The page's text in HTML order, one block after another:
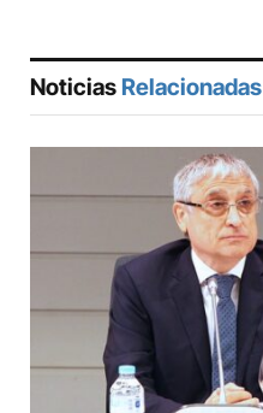
Noticias Relacionadas